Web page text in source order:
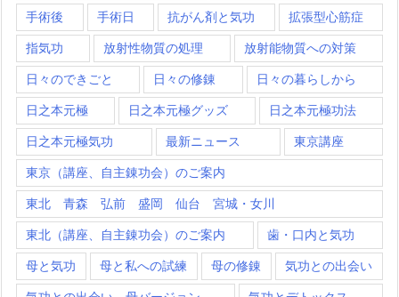
手術後 手術日 抗がん剤と気功 拡張型心筋症
指気功 放射性物質の処理 放射能物質への対策
日々のできごと 日々の修錬 日々の暮らしから
日之本元極 日之本元極グッズ 日之本元極功法
日之本元極気功 最新ニュース 東京講座
東京（講座、自主錬功会）のご案内
東北 青森 弘前 盛岡 仙台 宮城・女川
東北（講座、自主錬功会）のご案内 歯・口内と気功
母と気功 母と私への試練 母の修錬 気功との出会い